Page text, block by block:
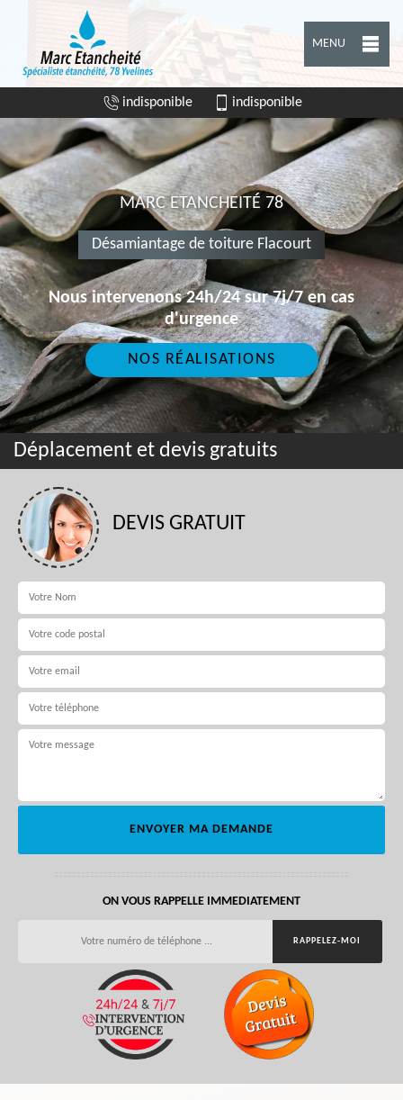
MENU
indisponible indisponible
MARC ETANCHEITÉ 78
Désamiantage de toiture Flacourt
Nous intervenons 24h/24 sur 7j/7 en cas
d'urgence
NOS RÉALISATIONS
Déplacement et devis gratuits
DEVIS GRATUIT
ON VOUS RAPPELLE IMMEDIATEMENT